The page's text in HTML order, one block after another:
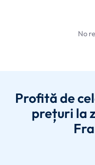
No
Profită de
prețuri la